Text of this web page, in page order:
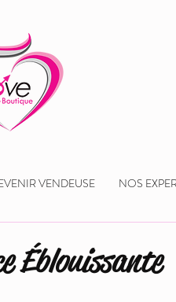
VENDEUSE NOS
Éblouissante